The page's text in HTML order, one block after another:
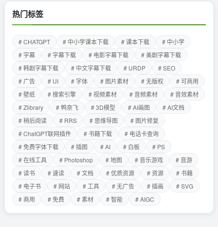
热门标签
# CHATGPT # 中小学课本下载 # 课本下载
# 中小学
# 字幕
# 字幕下载 # 电影字幕下载
# 美剧字幕下载
# 韩剧字幕下载
# 中文字幕下载 # URDP
# SEO
# 广告
# UI # 字体 # 图片素材 # 无版权
# 可商用
# 壁纸
# 搜索引擎 # 视频素材 # 音频素材
# 音效素材
# Zlibrary
# 鸭奈飞 # 3D模型 # AI画图
# AI文档
# 稍后阅读
# RRS # 思维导图
# 图片修复
# ChatGPT联网插件
# 书籍下载
# 电话卡查询
# 免费字体下载
# 插图 # AI # 白板
# PS
# 在线工具
# Photoshop # 地图 # 音乐游戏
# 音游
# 读书
# 速读 # 文档 # 优质资源 # 资源
# 书籍
# 电子书
# 网站 # 工具 # 无广告 # 插画
# SVG
# 商用
# 免费 # 素材 # 智能 # AIGC